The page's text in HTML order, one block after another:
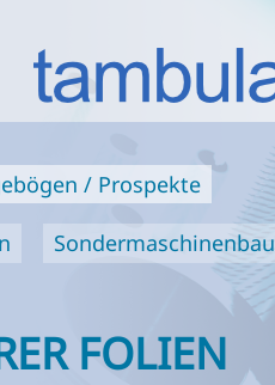
/ Prospekte
Sondermaschinenbau
FOLIEN